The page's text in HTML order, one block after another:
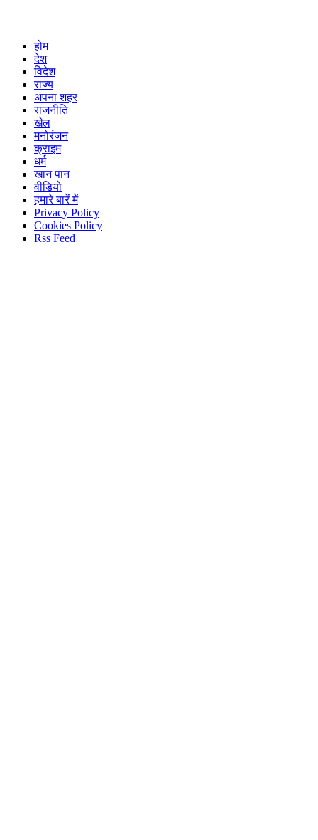
होम
देश
विदेश
राज्य
अपना शहर
राजनीति
खेल
मनोरंजन
क्राइम
धर्म
खान पान
वीडियो
हमारे बारें में
Privacy Policy
Cookies Policy
Rss Feed